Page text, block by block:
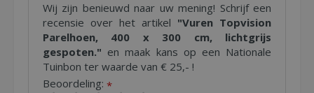
Wij zijn benieuwd naar uw mening! Schrijf een
recensie over het artikel "Vuren Topvision
Parelhoen, 400 x 300 cm, lichtgrijs
gespoten." en maak kans op een Nationale
Tuinbon ter waarde van € 25,- !
Beoordeling: *